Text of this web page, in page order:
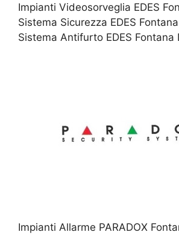
Impianti Videosorveglia EDES
Sistema Sicurezza EDES
Sistema Antifurto EDES Fontana
Impianti Allarme PARADOX